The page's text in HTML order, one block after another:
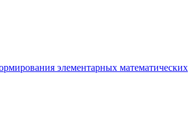
элементарных математических